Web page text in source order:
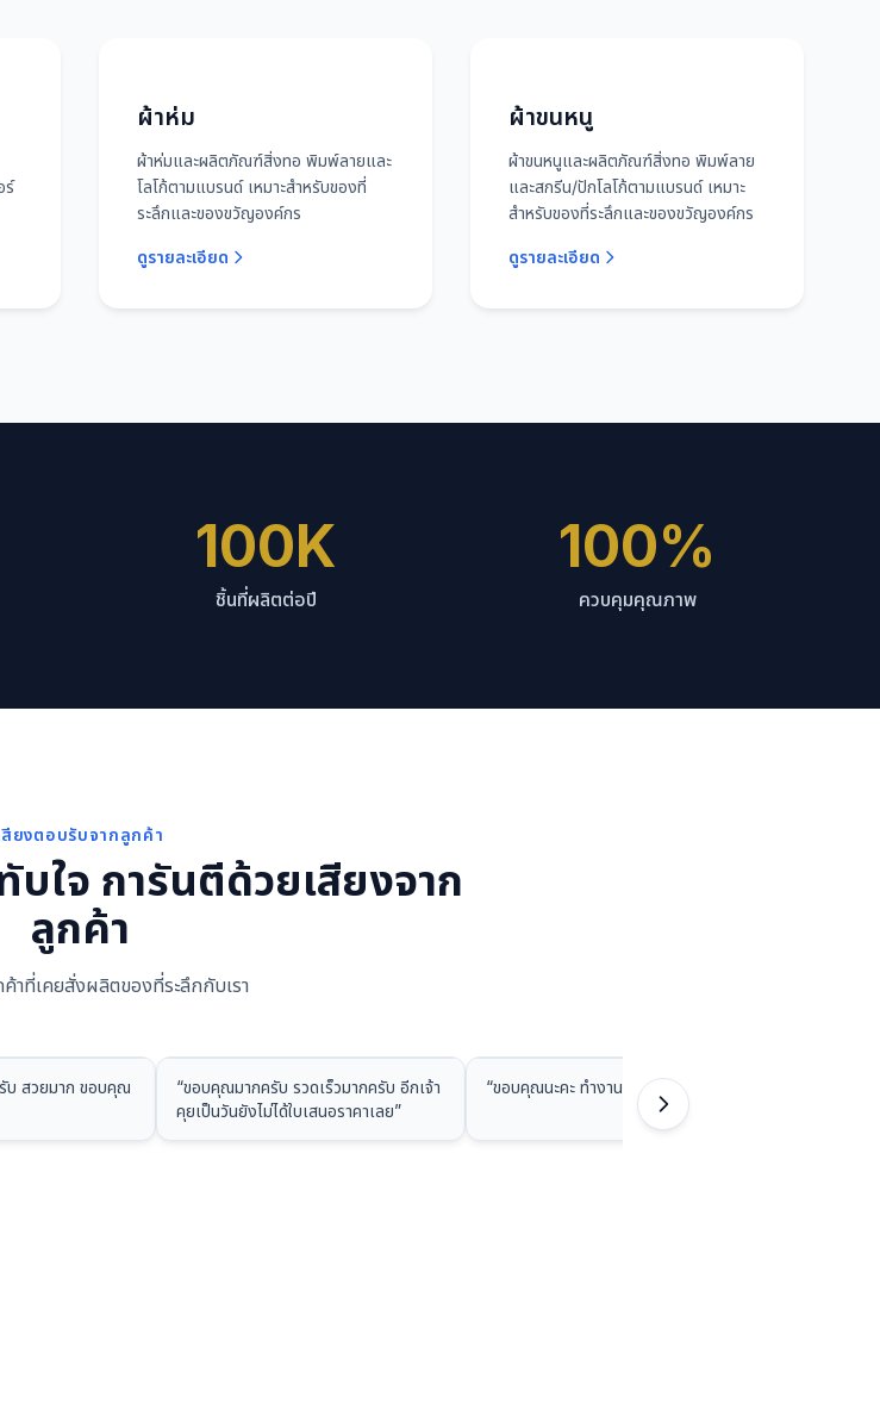
ร์
ผ้าห่ม
ผ้าห่มและผลิตภัณฑ์สิ่งทอ พิมพ์ลายและ
โลโก้ตามแบรนด์ เหมาะสำหรับของที่
ระลึกและของขวัญองค์กร
ดูรายละเอียด
ผ้าขนหนู
ผ้าขนหนูและผลิตภัณฑ์สิ่งทอ พิมพ์ลาย
และสกรีน/ปักโลโก้ตามแบรนด์ เหมาะ
สำหรับของที่ระลึกและของขวัญองค์กร
ดูรายละเอียด
100K
ชิ้นที่ผลิตต่อปี
100%
ควบคุมคุณภาพ
สียงตอบรับจากลูกค้า
ใจ การันตีด้วยเสียงจาก
ลูกค้า
าที่เคยสั่งผลิตของที่ระลึกกับเรา
บ สวยมาก ขอบคุณ
“ขอบคุณมากครับ รวดเร็วมากครับ อีกเจ้า
คุยเป็นวันยังไม่ได้ใบเสนอราคาเลย”
“ขอบคุณนะคะ ทำงานรวดเร็ว รักก